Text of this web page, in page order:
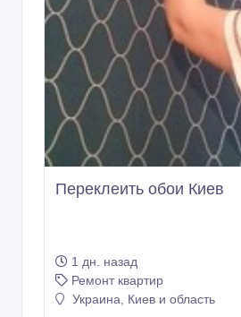
Переклеить обои Киев
1 дн. назад
Ремонт квартир
Украина, Киев и область